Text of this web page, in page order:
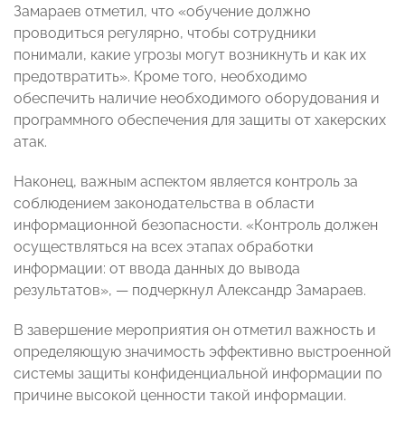
Замараев отметил, что «обучение должно
проводиться регулярно, чтобы сотрудники
понимали, какие угрозы могут возникнуть и как их
предотвратить». Кроме того, необходимо
обеспечить наличие необходимого оборудования и
программного обеспечения для защиты от хакерских
атак.
Наконец, важным аспектом является контроль за
соблюдением законодательства в области
информационной безопасности. «Контроль должен
осуществляться на всех этапах обработки
информации: от ввода данных до вывода
результатов», — подчеркнул Александр Замараев.
В завершение мероприятия он отметил важность и
определяющую значимость эффективно выстроенной
системы защиты конфиденциальной информации по
причине высокой ценности такой информации.